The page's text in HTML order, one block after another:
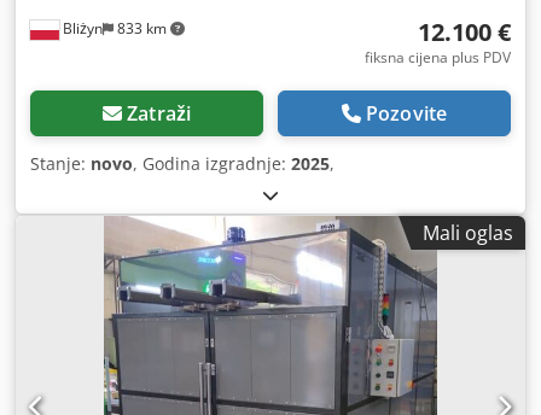
Bliżyn 833 km 12.100 €
fiksna cijena plus PDV
Zatraži Pozovite
Stanje: novo, Godina izgradnje: 2025,
Mali oglas